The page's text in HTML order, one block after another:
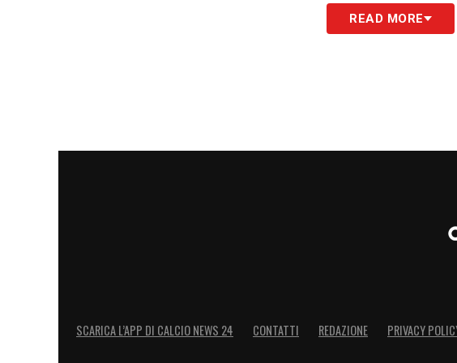
LEGGI ANCHE >>> Ultime Notizie Serie A: tutte le
READ MORE
SCARICA L’APP DI CALCIO NEWS 24 CONTATTI REDAZIONE PRIVACY